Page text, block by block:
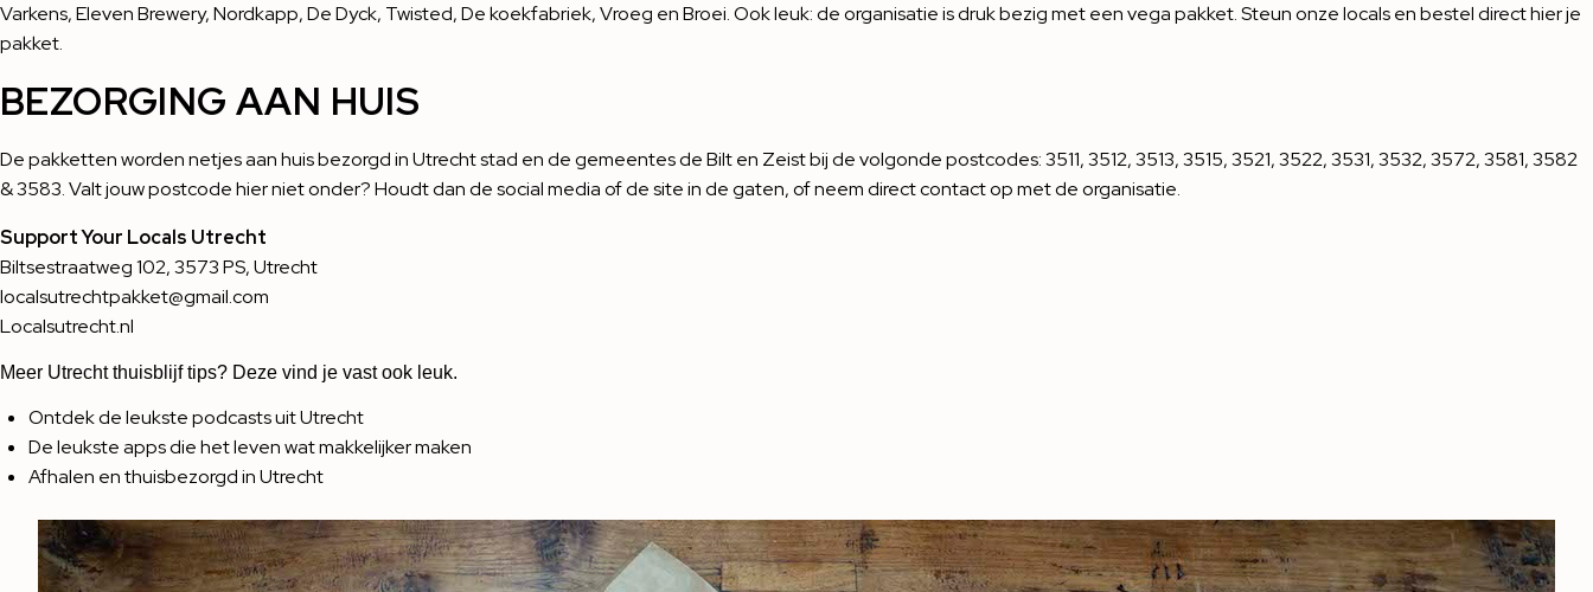
Varkens,Eleven Brewery,Nordkapp,De Dyck, Twisted,De koekfabriek,Vroeg enBroei. Ook leuk: de organisatie is druk bezig met een vega pakket. Steun onze locals en bestel directhierje
pakket.
BEZORGING AAN HUIS
De pakketten worden netjes aan huis bezorgd in Utrecht stad en de gemeentes de Bilt en Zeist bij de volgonde postcodes: 3511, 3512, 3513, 3515, 3521, 3522, 3531, 3532, 3572, 3581, 3582
& 3583. Valt jouw postcode hier niet onder? Houdt dan de social media of de site in de gaten, of neem direct contact op met de organisatie.
Support Your Locals Utrecht
Biltsestraatweg 102, 3573 PS, Utrecht
localsutrechtpakket@gmail.com
Localsutrecht.nl
Meer Utrecht thuisblijf tips? Deze vind je vast ook leuk.
Ontdek de leukste podcasts uit Utrecht
De leukste apps die het leven wat makkelijker maken
Afhalen en thuisbezorgd in Utrecht